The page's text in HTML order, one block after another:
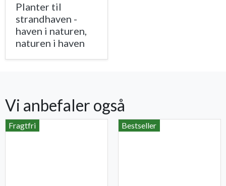
Planter til
strandhaven -
haven i naturen,
naturen i haven
Vi anbefaler også
Fragtfri Bestseller